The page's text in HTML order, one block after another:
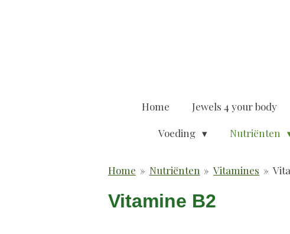
Home Jewels 4 your body
Voeding Nutriënten
Home » Nutriënten » Vitamines »
Vitamine B2